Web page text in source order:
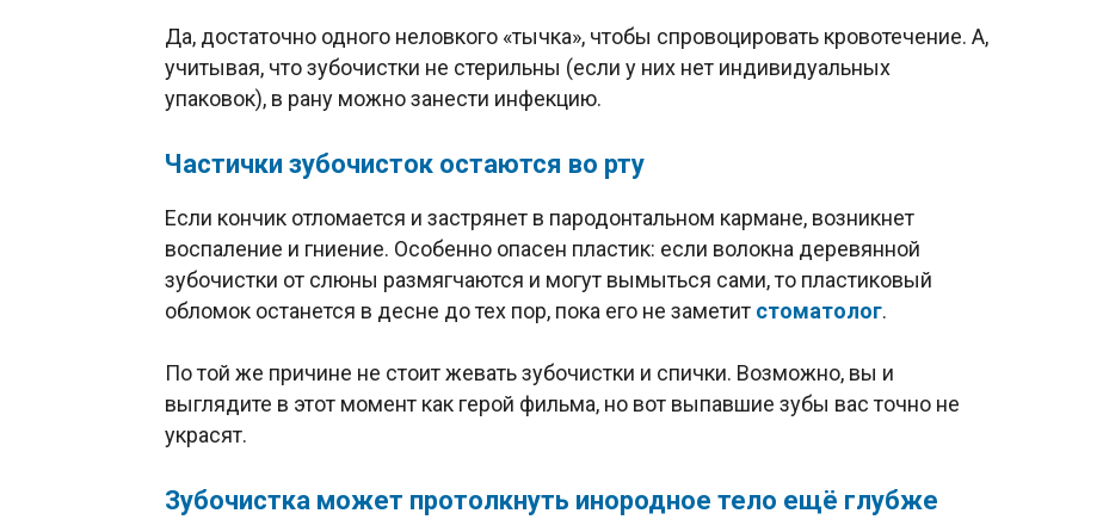
Да, достаточно одного неловкого «тычка», чтобы спровоцировать кровотечение. А,
учитывая, что зубочистки не стерильны (если у них нет индивидуальных
упаковок), в рану можно занести инфекцию.
Частички зубочисток остаются во рту
Если кончик отломается и застрянет в пародонтальном кармане, возникнет
воспаление и гниение. Особенно опасен пластик: если волокна деревянной
зубочистки от слюны размягчаются и могут вымыться сами, то пластиковый
обломок останется в десне до тех пор, пока его не заметит стоматолог.
По той же причине не стоит жевать зубочистки и спички. Возможно, вы и
выглядите в этот момент как герой фильма, но вот выпавшие зубы вас точно не
украсят.
Зубочистка может протолкнуть инородное тело ещё глубже